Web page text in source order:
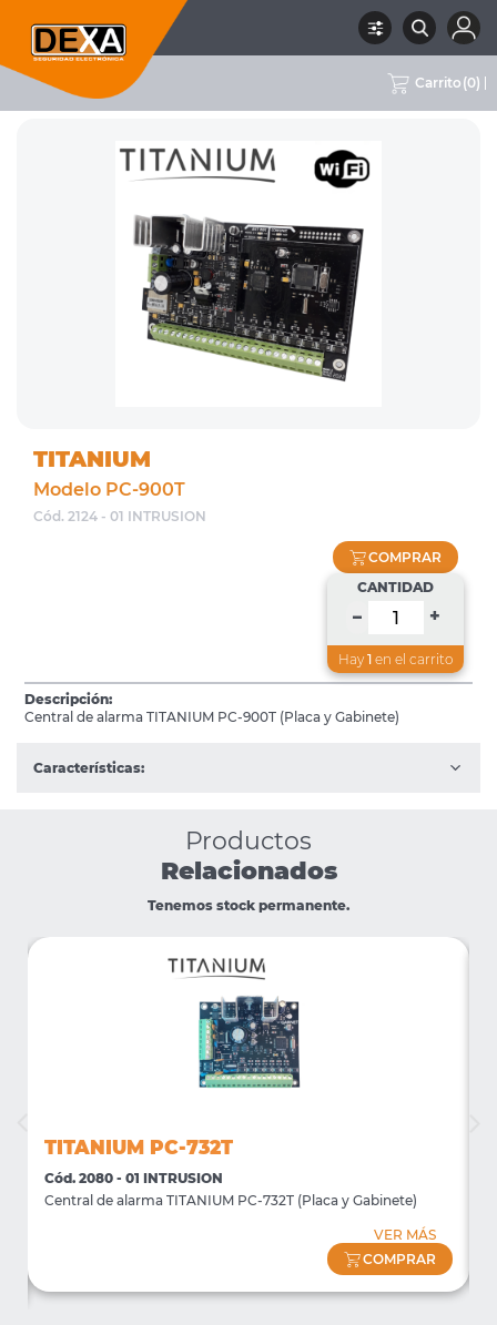
Carrito (0)
RUBRO 01 INTRUSION MARCA TITANIUM
TITANIUM
Modelo PC-900T
Cód. 2124 - 01 INTRUSION
COMPRAR
CANTIDAD
– +
Hay 1 en el carrito
Descripción:
Central de alarma TITANIUM PC-900T (Placa y Gabinete)
Características:
Productos
Relacionados
Tenemos stock permanente.
TITANIUM PC-732T
Cód. 2080 - 01 INTRUSION
Central de alarma TITANIUM PC-732T (Placa y Gabinete)
VER MÁS
COMPRAR